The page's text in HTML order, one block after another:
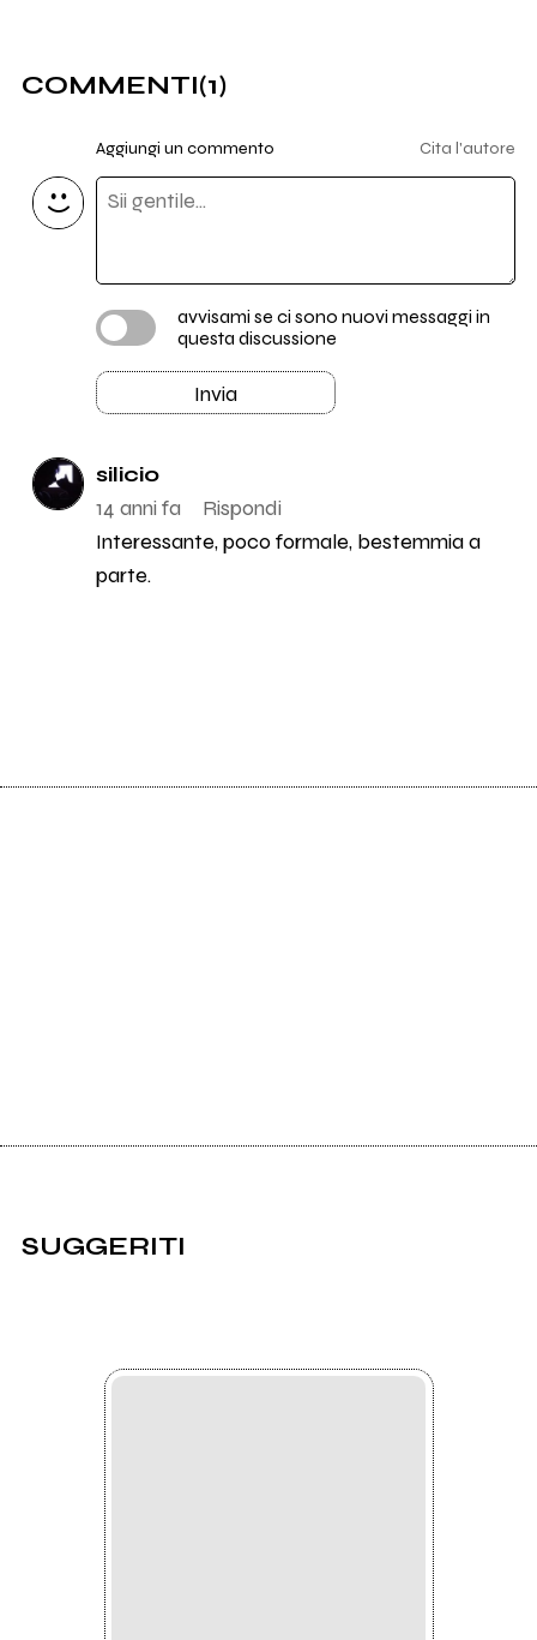
COMMENTI(1)
Aggiungi un commento Cita l'autore
avvisami se ci sono nuovi messaggi in
questa discussione
Invia
silicio
14 anni fa
Rispondi
Interessante, poco formale, bestemmia a
parte.
SUGGERITI